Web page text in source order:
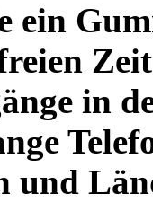
ein
in
und